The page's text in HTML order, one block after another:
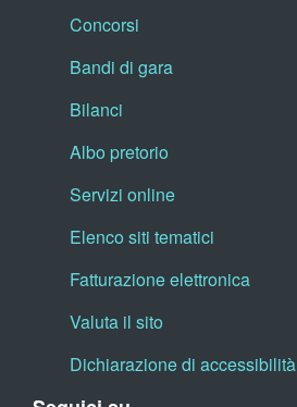
Concorsi
Bandi di gara
Bilanci
Albo pretorio
Servizi online
Elenco siti tematici
Fatturazione elettronica
Valuta il sito
Dichiarazione di accessibilità